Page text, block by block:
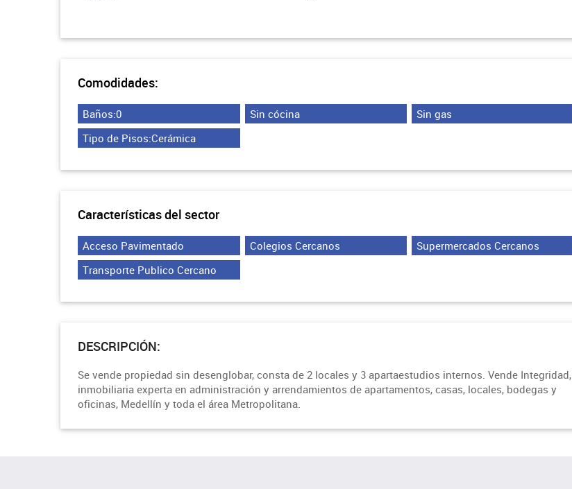
Comodidades:
Baños:0 Sin cócina
Sin gas
Tipo de Pisos:Cerámica
Características del sector
Acceso Pavimentado Colegios Cercanos
Supermercados Cercanos
Transporte Publico Cercano
DESCRIPCIÓN:
Se vende propiedad sin desenglobar, consta de 2 locales y 3 apartaestudios internos. Vende Integridad,
inmobiliaria experta en administración y arrendamientos de apartamentos, casas, locales, bodegas y
oficinas, Medellín y toda el área Metropolitana.